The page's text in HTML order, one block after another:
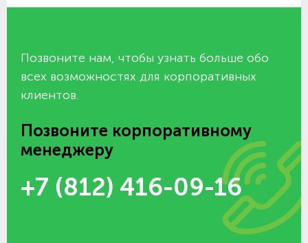
Позвоните нам, чтобы узнать больше обо
всех возможностях для корпоративных
клиентов.
Позвоните корпоративному
менеджеру
+7 (812) 416-09-16